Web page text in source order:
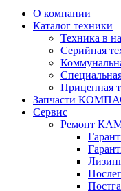
О компании
Каталог техники
Техника в
Серийная
Прицепная
Запчасти
Сервис
Ремонт